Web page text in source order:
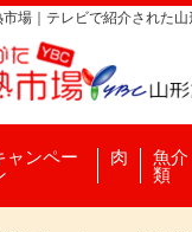
場｜テレビで紹介された
ャンペー
肉
魚介
類